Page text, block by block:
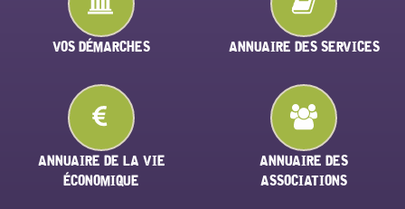
VOS DÉMARCHES ANNUAIRE DES SERVICES
ANNUAIRE DE LA VIE
ÉCONOMIQUE
ANNUAIRE DES
ASSOCIATIONS